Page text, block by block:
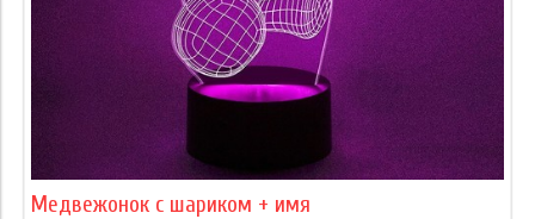
Медвежонок с шариком + имя